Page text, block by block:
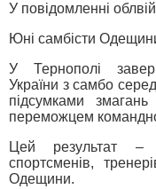
У повідомленні
Юні самбісти
У Тернополі
України з самбо
підсумками
переможцем
Цей результат –
спортсменів,
Одещини.